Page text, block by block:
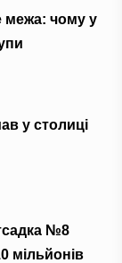
межа: чому у
у столиці
№8
мільйонів